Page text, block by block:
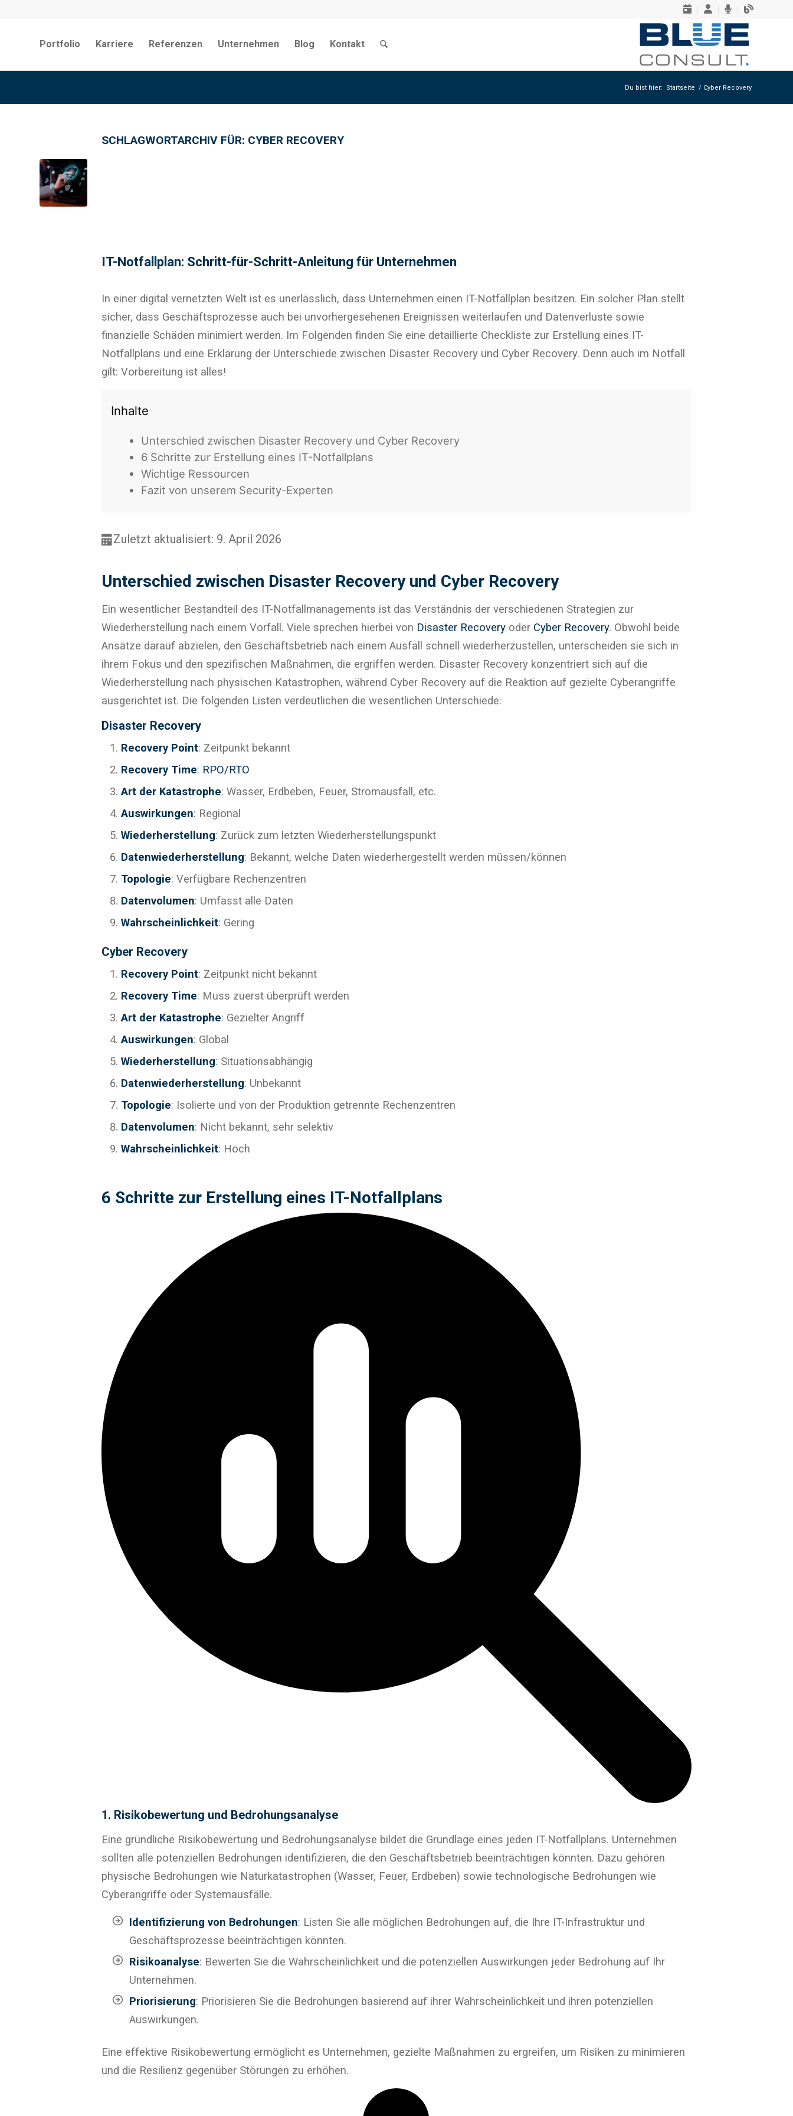
Portfolio Karriere Referenzen Unternehmen Blog Kontakt
Du bist hier: Startseite / Cyber Recovery
SCHLAGWORTARCHIV FÜR: CYBER RECOVERY
IT-Notfallplan: Schritt-für-Schritt-Anleitung für Unternehmen
In einer digital vernetzten Welt ist es unerlässlich, dass Unternehmen einen IT-Notfallplan besitzen. Ein solcher Plan stellt
sicher, dass Geschäftsprozesse auch bei unvorhergesehenen Ereignissen weiterlaufen und Datenverluste sowie
finanzielle Schäden minimiert werden. Im Folgenden finden Sie eine detaillierte Checkliste zur Erstellung eines IT-
Notfallplans und eine Erklärung der Unterschiede zwischen Disaster Recovery und Cyber Recovery. Denn auch im Notfall
gilt: Vorbereitung ist alles!
Inhalte
Unterschied zwischen Disaster Recovery und Cyber Recovery
6 Schritte zur Erstellung eines IT-Notfallplans
Wichtige Ressourcen
Fazit von unserem Security-Experten
Zuletzt aktualisiert: 9. April 2026
Unterschied zwischen Disaster Recovery und Cyber Recovery
Ein wesentlicher Bestandteil des IT-Notfallmanagements ist das Verständnis der verschiedenen Strategien zur
Wiederherstellung nach einem Vorfall. Viele sprechen hierbei von Disaster Recovery oder Cyber Recovery. Obwohl beide
Ansätze darauf abzielen, den Geschäftsbetrieb nach einem Ausfall schnell wiederherzustellen, unterscheiden sie sich in
ihrem Fokus und den spezifischen Maßnahmen, die ergriffen werden. Disaster Recovery konzentriert sich auf die
Wiederherstellung nach physischen Katastrophen, während Cyber Recovery auf die Reaktion auf gezielte Cyberangriffe
ausgerichtet ist. Die folgenden Listen verdeutlichen die wesentlichen Unterschiede:
Disaster Recovery
Recovery Point: Zeitpunkt bekannt
Recovery Time: RPO/RTO
Art der Katastrophe: Wasser, Erdbeben, Feuer, Stromausfall, etc.
Auswirkungen: Regional
Wiederherstellung: Zurück zum letzten Wiederherstellungspunkt
Datenwiederherstellung: Bekannt, welche Daten wiederhergestellt werden müssen/können
Topologie: Verfügbare Rechenzentren
Datenvolumen: Umfasst alle Daten
Wahrscheinlichkeit: Gering
Cyber Recovery
Recovery Point: Zeitpunkt nicht bekannt
Recovery Time: Muss zuerst überprüft werden
Art der Katastrophe: Gezielter Angriff
Auswirkungen: Global
Wiederherstellung: Situationsabhängig
Datenwiederherstellung: Unbekannt
Topologie: Isolierte und von der Produktion getrennte Rechenzentren
Datenvolumen: Nicht bekannt, sehr selektiv
Wahrscheinlichkeit: Hoch
6 Schritte zur Erstellung eines IT-Notfallplans
1. Risikobewertung und Bedrohungsanalyse
Eine gründliche Risikobewertung und Bedrohungsanalyse bildet die Grundlage eines jeden IT-Notfallplans. Unternehmen
sollten alle potenziellen Bedrohungen identifizieren, die den Geschäftsbetrieb beeinträchtigen könnten. Dazu gehören
physische Bedrohungen wie Naturkatastrophen (Wasser, Feuer, Erdbeben) sowie technologische Bedrohungen wie
Cyberangriffe oder Systemausfälle.
Identifizierung von Bedrohungen: Listen Sie alle möglichen Bedrohungen auf, die Ihre IT-Infrastruktur und
Geschäftsprozesse beeinträchtigen könnten.
Risikoanalyse: Bewerten Sie die Wahrscheinlichkeit und die potenziellen Auswirkungen jeder Bedrohung auf Ihr
Unternehmen.
Priorisierung: Priorisieren Sie die Bedrohungen basierend auf ihrer Wahrscheinlichkeit und ihren potenziellen
Auswirkungen.
Eine effektive Risikobewertung ermöglicht es Unternehmen, gezielte Maßnahmen zu ergreifen, um Risiken zu minimieren
und die Resilienz gegenüber Störungen zu erhöhen.